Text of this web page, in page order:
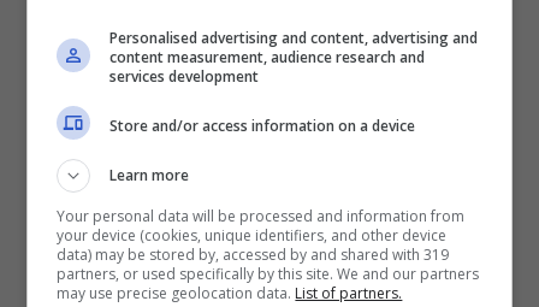
Inter, infortunio Thuram: le
ultime sulle condizioni del
bomber francese
Forma conLautaro Martinezuno dei tandem
offensivi più forti in senso assoluto del nostro
Personalised advertising and content, advertising and
content measurement, audience research and
services development
Store and/or access information on a device
Learn more
Your personal data will be processed and information from
your device (cookies, unique identifiers, and other device
data) may be stored by, accessed by and shared with 319
partners, or used specifically by this site. We and our partners
may use precise geolocation data. List of partners.